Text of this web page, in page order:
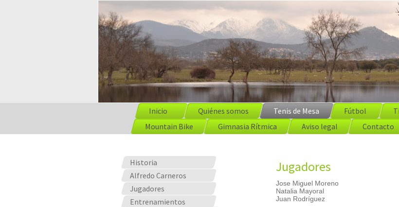
Inicio Quiénes somos Tenis de Mesa Fútbol
Mountain Bike
Gimnasia Rítmica Aviso legal Contacto
Historia
Alfredo Carneros
Jugadores
Entrenamientos
Jugadores
Jose Miguel Moreno
Natalia Mayoral
Juan Rodríguez